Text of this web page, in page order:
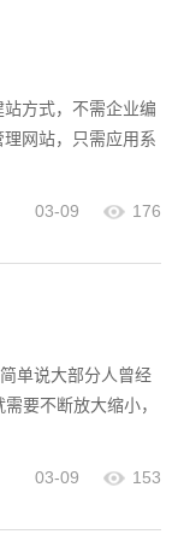
方式，不需企业编
网站，只需应用系
03-09 176
单说大部分人曾经
要不断放大缩小，
03-09 153